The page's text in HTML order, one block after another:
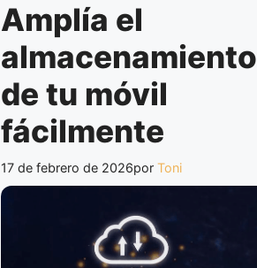
Amplía el
almacenamiento
de tu móvil
fácilmente
17 de febrero de 2026porToni